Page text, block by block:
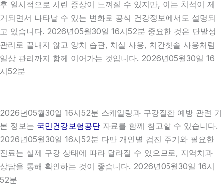
후 일시적으로 시린 증상이 느껴질 수 있지만, 이는 치석이 제
거되면서 나타날 수 있는 변화로 공식 건강정보에서도 설명되
고 있습니다. 2026년05월30일 16시52분 중요한 것은 단발성
관리로 끝내지 않고 양치 습관, 치실 사용, 치간칫솔 사용처럼
일상 관리까지 함께 이어가는 것입니다. 2026년05월30일 16
시52분
2026년05월30일 16시52분 스케일링과 구강질환 예방 관련 기
본 정보는 국민건강보험공단 자료를 함께 참고할 수 있습니다.
2026년05월30일 16시52분 다만 개인별 검진 주기와 필요한
진료는 실제 구강 상태에 따라 달라질 수 있으므로, 지역치과
상담을 통해 확인하는 것이 좋습니다. 2026년05월30일 16시
52분